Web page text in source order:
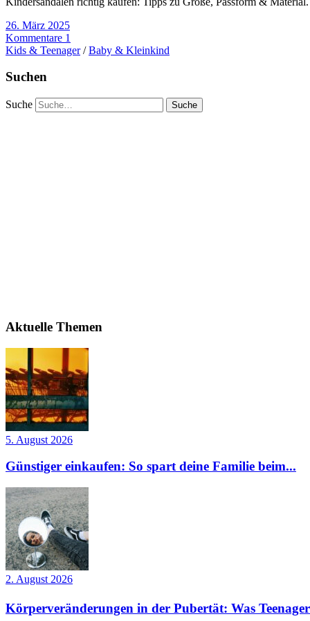
26. März 2025
Kommentare 1
Kids & Teenager/Baby & Kleinkind
Suchen
Suche
Aktuelle Themen
5. August 2026
Günstiger einkaufen: So spart deine Familie beim...
2. August 2026
Körperveränderungen in der Pubertät: Was